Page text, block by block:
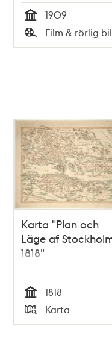
Tid
1909
Typ
Film & rörlig
Karta "Plan och
Läge af
1818"
Tid
1818
Typ
Karta